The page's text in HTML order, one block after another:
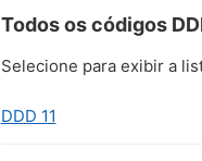
Todos os códigos
Selecione para exibir a
DDD 11